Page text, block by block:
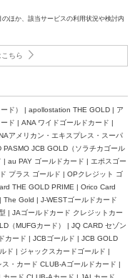
ほか、該当サービスの利用状況や検討内
ちら
ド） | apollostation THE GOLD | ア
ド | ANA ワイドゴールドカード |
アメリカン・エキスプレス・スーパ
PASMO JCB GOLD（ソラチカゴール
| au PAY ゴールドカード | エポスゴー
プラス ゴールド | OPクレジット ゴ
THE GOLD PRIME | Orico Card
The Gold | J-WESTゴールドカード
| JAゴールドカード クレジットカー
（MUFGカード） | JQ CARD セゾン
カード | JCBゴールド | JCB GOLD
ド | ジャックスカードゴールド |
・カード CLUB-Aゴールドカード |